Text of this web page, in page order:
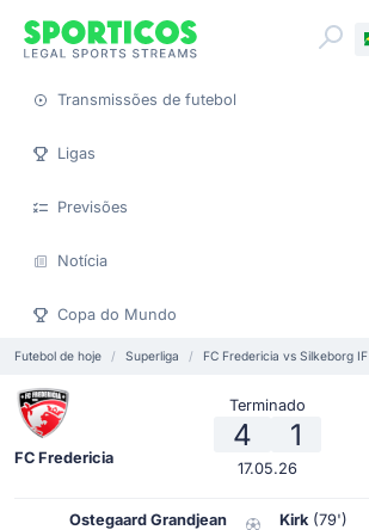
Transmissões de futebol
Ligas
Previsões
Notícia
Copa do Mundo
Futebol de hoje Superliga FC Fredericia vs Silkeborg IF
FC Fredericia
Terminado
4 1
17.05.26
Ostegaard Grandjean
Kirk (79')